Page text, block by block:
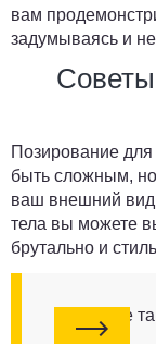
вам
задумываясь и
Позирование
быть сложным,
ваш внешний
тела вы можете
брутально и
Смотрите